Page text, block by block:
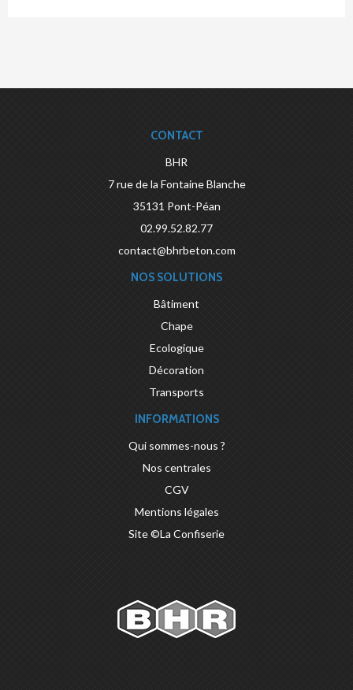
CONTACT
BHR
7 rue de la Fontaine Blanche
35131 Pont-Péan
02.99.52.82.77
contact@bhrbeton.com
NOS SOLUTIONS
Bâtiment
Chape
Ecologique
Décoration
Transports
INFORMATIONS
Qui sommes-nous ?
Nos centrales
CGV
Mentions légales
Site ©La Confiserie